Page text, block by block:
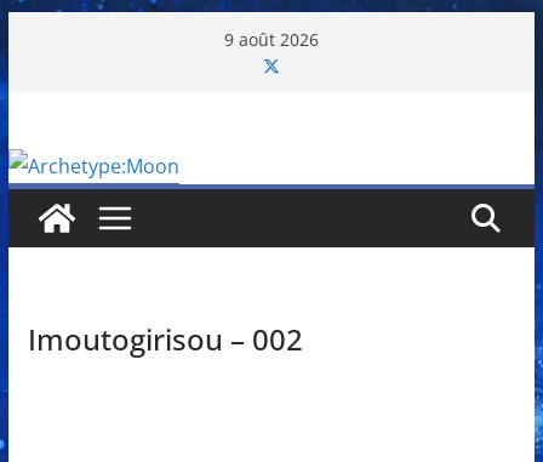
au
9 août 2026
Imoutogirisou – 002